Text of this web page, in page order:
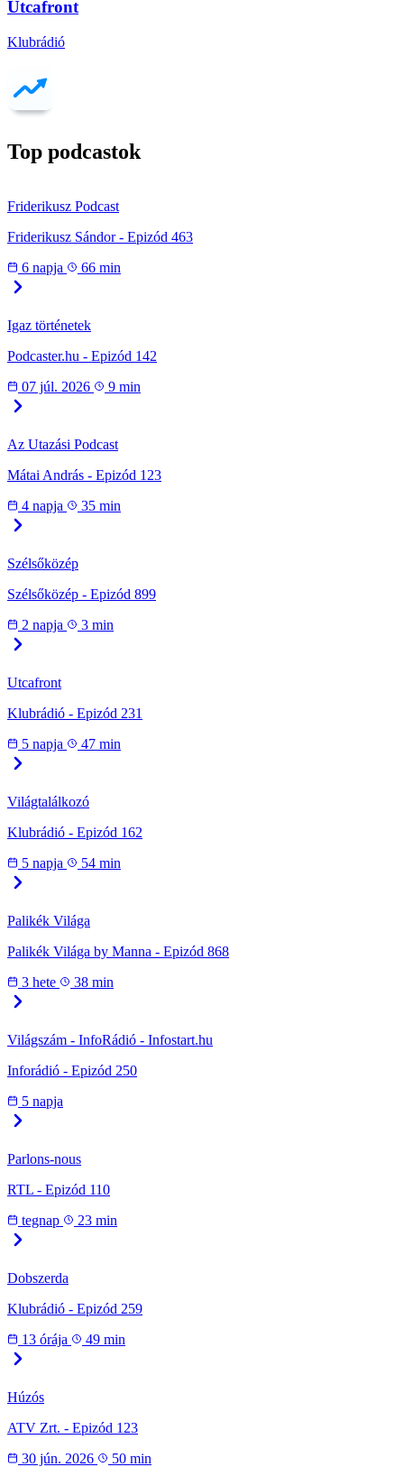
Utcafront
Klubrádió
Top podcastok
Friderikusz Podcast
Friderikusz Sándor - Epizód 463
6 napja
66 min
Igaz történetek
Podcaster.hu - Epizód 142
07 júl. 2026
9 min
Az Utazási Podcast
Mátai András - Epizód 123
4 napja
35 min
Szélsőközép
Szélsőközép - Epizód 899
2 napja
3 min
Utcafront
Klubrádió - Epizód 231
5 napja
47 min
Világtalálkozó
Klubrádió - Epizód 162
5 napja
54 min
Palikék Világa
Palikék Világa by Manna - Epizód 868
3 hete
38 min
Világszám - InfoRádió - Infostart.hu
Inforádió - Epizód 250
5 napja
Parlons-nous
RTL - Epizód 110
tegnap
23 min
Dobszerda
Klubrádió - Epizód 259
13 órája
49 min
Húzós
ATV Zrt. - Epizód 123
30 jún. 2026
50 min